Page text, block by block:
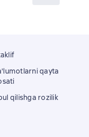
qayta
qilishga rozilik